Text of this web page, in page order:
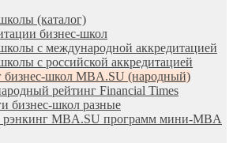
(каталог)
бизнес-школ
с международной аккредитацией
с российской аккредитацией
бизнес-школ MBA.SU (народный)
рейтинг Financial Times
бизнес-школ разные
MBA.SU программ мини-MBA